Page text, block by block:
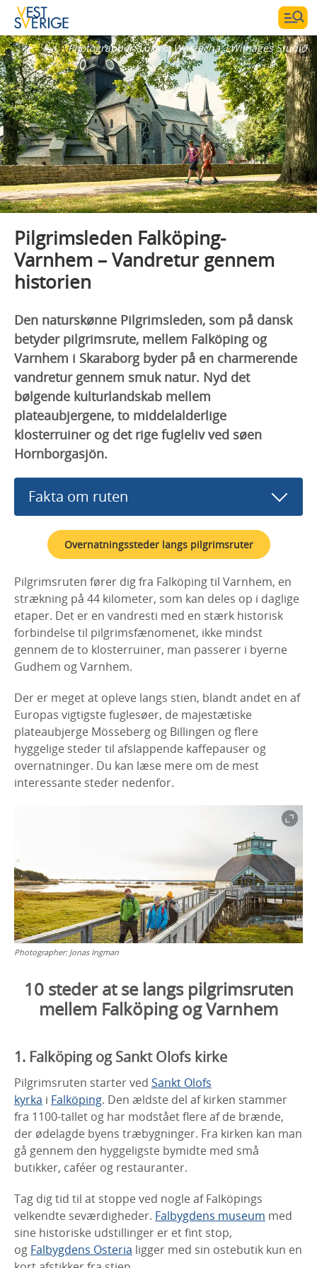
Photographer:Lukasz Warzecha, LWimages Studio
Pilgrimsleden Falköping-
Varnhem – Vandretur gennem
historien
Den naturskønne Pilgrimsleden, som på dansk
betyder pilgrimsrute, mellem Falköping og
Varnhem i Skaraborg byder på en charmerende
vandretur gennem smuk natur. Nyd det
bølgende kulturlandskab mellem
plateaubjergene, to middelalderlige
klosterruiner og det rige fugleliv ved søen
Hornborgasjön.
Fakta om ruten
Overnatningssteder langs pilgrimsruter
Pilgrimsruten fører dig fra Falköping til Varnhem, en
strækning på 44 kilometer, som kan deles op i daglige
etaper. Det er en vandresti med en stærk historisk
forbindelse til pilgrimsfænomenet, ikke mindst
gennem de to klosterruiner, man passerer i byerne
Gudhem og Varnhem.
Der er meget at opleve langs stien, blandt andet en af
Europas vigtigste fuglesøer, de majestætiske
plateaubjerge Mösseberg og Billingen og flere
hyggelige steder til afslappende kaffepauser og
overnatninger. Du kan læse mere om de mest
interessante steder nedenfor.
Photographer: Jonas Ingman
10 steder at se langs pilgrimsruten
mellem Falköping og Varnhem
1. Falköping og Sankt Olofs kirke
Pilgrimsruten starter ved Sankt Olofs
kyrka i Falköping. Den ældste del af kirken stammer
fra 1100-tallet og har modstået flere af de brænde,
der ødelagde byens træbygninger. Fra kirken kan man
gå gennem den hyggeligste bymidte med små
butikker, caféer og restauranter.
Tag dig tid til at stoppe ved nogle af Falköpings
velkendte seværdigheder. Falbygdens museum med
sine historiske udstillinger er et fint stop,
og Falbygdens Osteria ligger med sin ostebutik kun en